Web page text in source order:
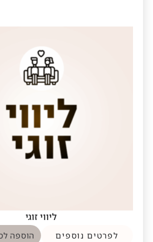
ליווי זוגי
לפרטים נוספים הוספה